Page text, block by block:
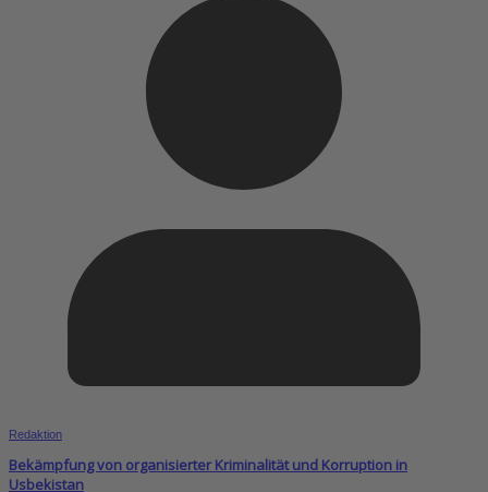
Redaktion
Bekämpfung von organisierter Kriminalität und Korruption in
Usbekistan